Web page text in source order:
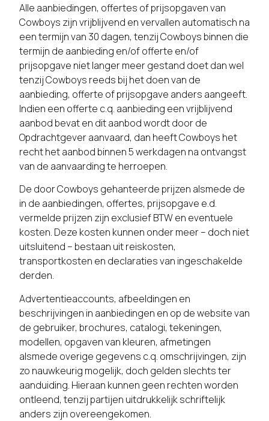
Alle aanbiedingen, offertes of prijsopgaven van
Cowboys zijn vrijblijvend en vervallen automatisch na
een termijn van 30 dagen, tenzij Cowboys binnen die
termijn de aanbieding en/of offerte en/of
prijsopgave niet langer meer gestand doet dan wel
tenzij Cowboys reeds bij het doen van de
aanbieding, offerte of prijsopgave anders aangeeft.
Indien een offerte c.q. aanbieding een vrijblijvend
aanbod bevat en dit aanbod wordt door de
Opdrachtgever aanvaard, dan heeft Cowboys het
recht het aanbod binnen 5 werkdagen na ontvangst
van de aanvaarding te herroepen.
De door Cowboys gehanteerde prijzen alsmede de
in de aanbiedingen, offertes, prijsopgave e.d.
vermelde prijzen zijn exclusief BTW en eventuele
kosten. Deze kosten kunnen onder meer – doch niet
uitsluitend – bestaan uit reiskosten,
transportkosten en declaraties van ingeschakelde
derden.
Advertentieaccounts, afbeeldingen en
beschrijvingen in aanbiedingen en op de website van
de gebruiker, brochures, catalogi, tekeningen,
modellen, opgaven van kleuren, afmetingen
alsmede overige gegevens c.q. omschrijvingen, zijn
zo nauwkeurig mogelijk, doch gelden slechts ter
aanduiding. Hieraan kunnen geen rechten worden
ontleend, tenzij partijen uitdrukkelijk schriftelijk
anders zijn overeengekomen.